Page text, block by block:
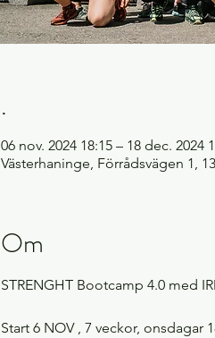
.
06 nov. 2024 18:15 – 18 dec. 2024
Västerhaninge, Förrådsvägen 1,
Om
STRENGHT Bootcamp 4.0 med
Start 6 NOV , 7 veckor, onsdagar